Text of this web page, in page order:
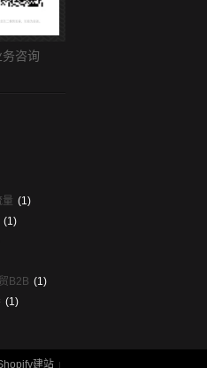
务咨询
量 (1)
(1)
B2B (1)
(1)
建站 |